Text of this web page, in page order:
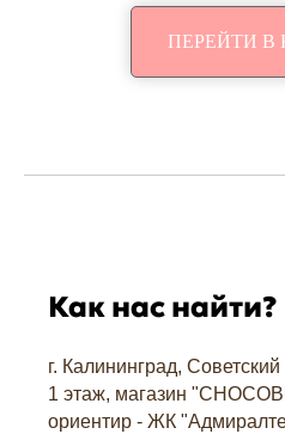
ПЕРЕЙТИ В
Как нас найти?
г. Калининград,
1 этаж, магазин
ориентир - ЖК